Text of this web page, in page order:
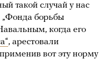
такой случай у нас
„Фонда борьбы
когда его
, арестовали
вот эту норму